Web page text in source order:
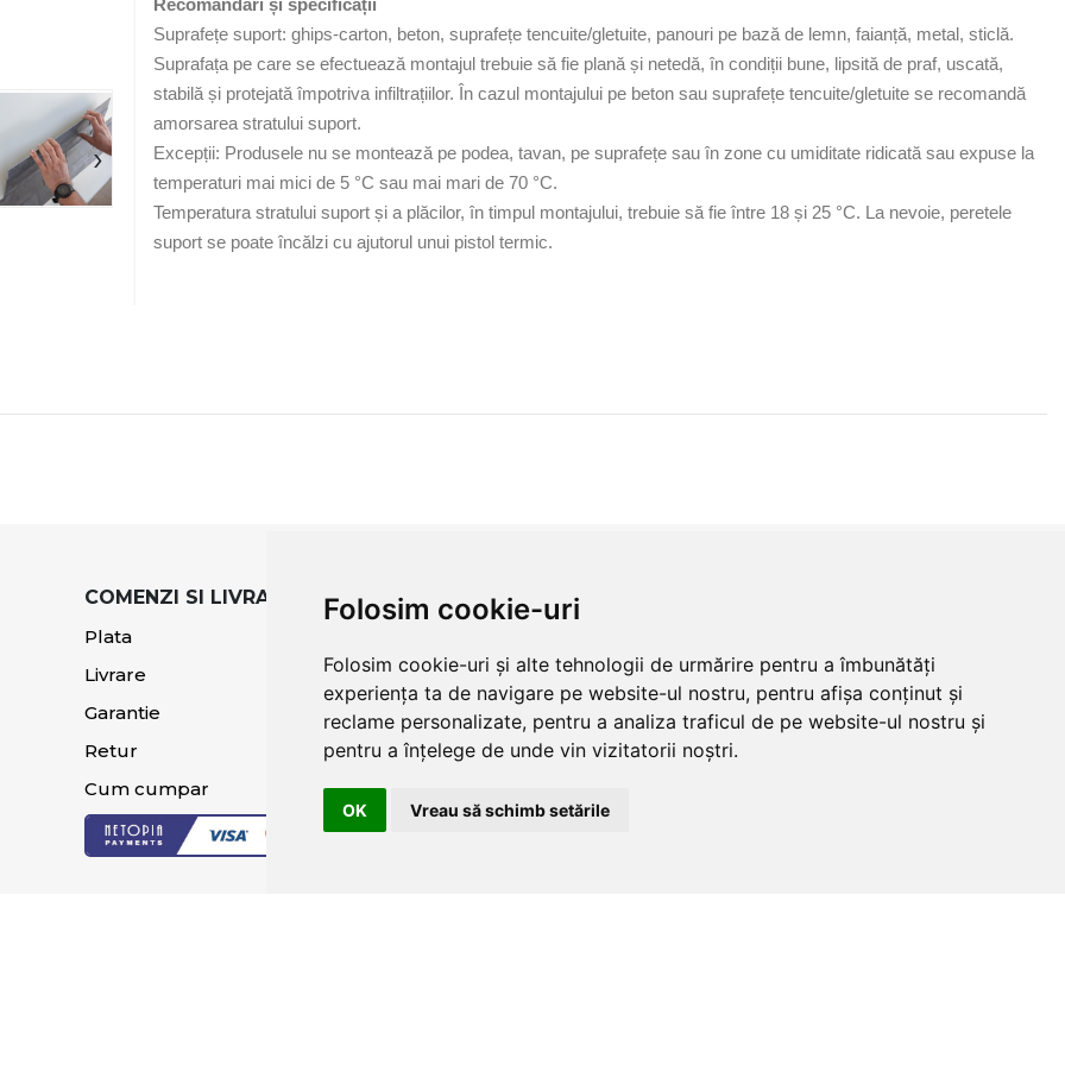
Folosim cookie-uri
Folosim cookie-uri și alte tehnologii de urmărire pentru a îmbunătăți
experiența ta de navigare pe website-ul nostru, pentru afișa conținut și
reclame personalizate, pentru a analiza traficul de pe website-ul nostru și
pentru a înțelege de unde vin vizitatorii noștri.
OK Vreau să schimb setările
›
Recomandări și specificații
Suprafețe suport: ghips-carton, beton, suprafețe tencuite/gletuite, panouri pe bază de lemn, faianță, metal, sticlă.
Suprafața pe care se efectuează montajul trebuie să fie plană și netedă, în condiții bune, lipsită de praf, uscată,
stabilă și protejată împotriva infiltrațiilor. În cazul montajului pe beton sau suprafețe tencuite/gletuite se recomandă
amorsarea stratului suport.
Excepții: Produsele nu se montează pe podea, tavan, pe suprafețe sau în zone cu umiditate ridicată sau expuse la
temperaturi mai mici de 5 °C sau mai mari de 70 °C.
Temperatura stratului suport și a plăcilor, în timpul montajului, trebuie să fie între 18 și 25 °C. La nevoie, peretele
suport se poate încălzi cu ajutorul unui pistol termic.
COMENZI SI LIVRARE
Plata
Livrare
Garantie
Retur
Cum cumpar
TERMENI SI CONDITII
Politica de
confidentialitate
Sugestii si reclamatii
Traian, nr. 86-88
Vezi mai multe date de contact